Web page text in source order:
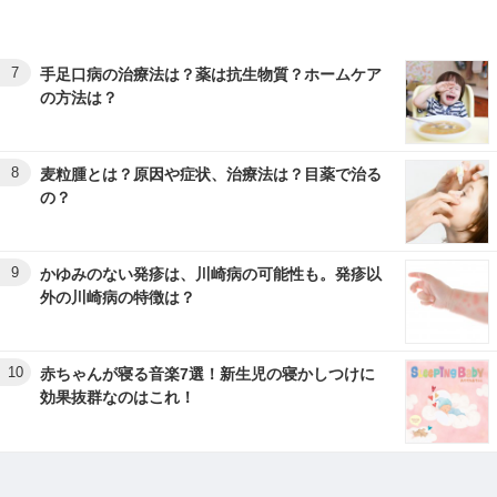
7
手足口病の治療法は？薬は抗生物質？ホームケア
の方法は？
8
麦粒腫とは？原因や症状、治療法は？目薬で治る
の？
9
かゆみのない発疹は、川崎病の可能性も。発疹以
外の川崎病の特徴は？
10
赤ちゃんが寝る音楽7選！新生児の寝かしつけに
効果抜群なのはこれ！